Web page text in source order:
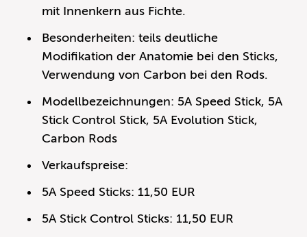
mit Innenkern aus Fichte.
Besonderheiten: teils deutliche
Modifikation der Anatomie bei den Sticks,
Verwendung von Carbon bei den Rods.
Modellbezeichnungen: 5A Speed Stick, 5A
Stick Control Stick, 5A Evolution Stick,
Carbon Rods
Verkaufspreise:
5A Speed Sticks: 11,50 EUR
5A Stick Control Sticks: 11,50 EUR